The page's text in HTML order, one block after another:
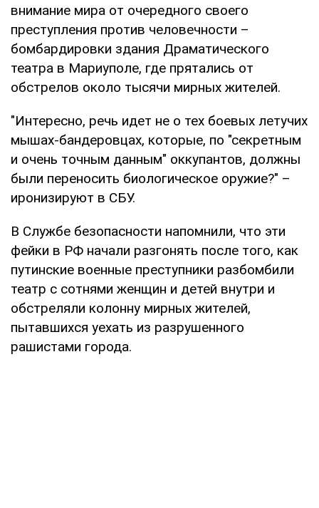
внимание мира от очередного своего
преступления против человечности –
бомбардировки здания Драматического
театра в Мариуполе, где прятались от
обстрелов около тысячи мирных жителей.
"Интересно, речь идет не о тех боевых летучих
мышах-бандеровцах, которые, по "секретным
и очень точным данным" оккупантов, должны
были переносить биологическое оружие?" –
иронизируют в СБУ.
В Службе безопасности напомнили, что эти
фейки в РФ начали разгонять после того, как
путинские военные преступники разбомбили
театр с сотнями женщин и детей внутри и
обстреляли колонну мирных жителей,
пытавшихся уехать из разрушенного
рашистами города.